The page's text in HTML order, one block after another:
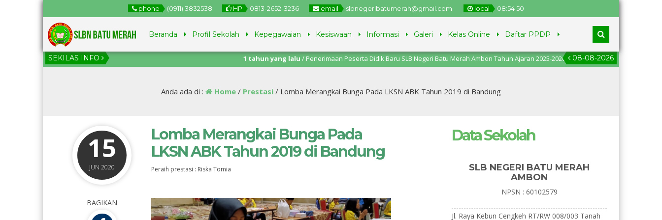
phone (0911) 3832538 HP 0813-2652-3236 email slbnegeribatumerah@gmail.com local 08:54 51
Beranda Profil Sekolah Kepegawaian Kesiswaan Informasi Galeri Kelas Online Daftar PPDP
SEKILAS INFO 08-08-2026
1 tahun yang lalu/ Penerimaan Peserta Didik Baru SLB Negeri Batu Merah Ambon Tahun Ajaran 2025-2026, pendaftaran dari tanggal 2
Juni – 11 Juli 2025.
Anda ada di : Home / Prestasi / Lomba Merangkai Bunga Pada LKSN ABK Tahun 2019 di Bandung
15
JUN 2020
Lomba Merangkai Bunga Pada
LKSN ABK Tahun 2019 di Bandung
Peraih prestasi : Riska Tomia
BAGIKAN
Data Sekolah
SLB NEGERI BATU MERAH
AMBON
NPSN : 60102579
Jl. Raya Kebun Cengkeh RT/RW 008/003 Tanah